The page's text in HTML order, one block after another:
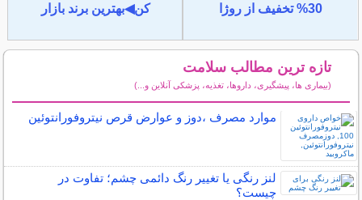
30% تخفیف از روژا
کن◀بهترین برند بازار
تازه ترین مطالب سلامت
(بیماری ها، پیشگیری، داروها، تغذیه، پزشکی آنلاین و...)
موارد مصرف ،دوز و عوارض قرص نیتروفورانتوئین
لنز رنگی یا تغییر رنگ دائمی چشم؛ تفاوت در
چیست؟